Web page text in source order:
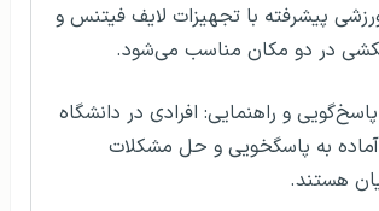
پیشرفته با تجهیزات لایف فیتنس و
در دو مکان مناسب می‌شود.
و راهنمایی: افرادی در دانشگاه
به پاسگخویی و حل مشکلات
هستند.